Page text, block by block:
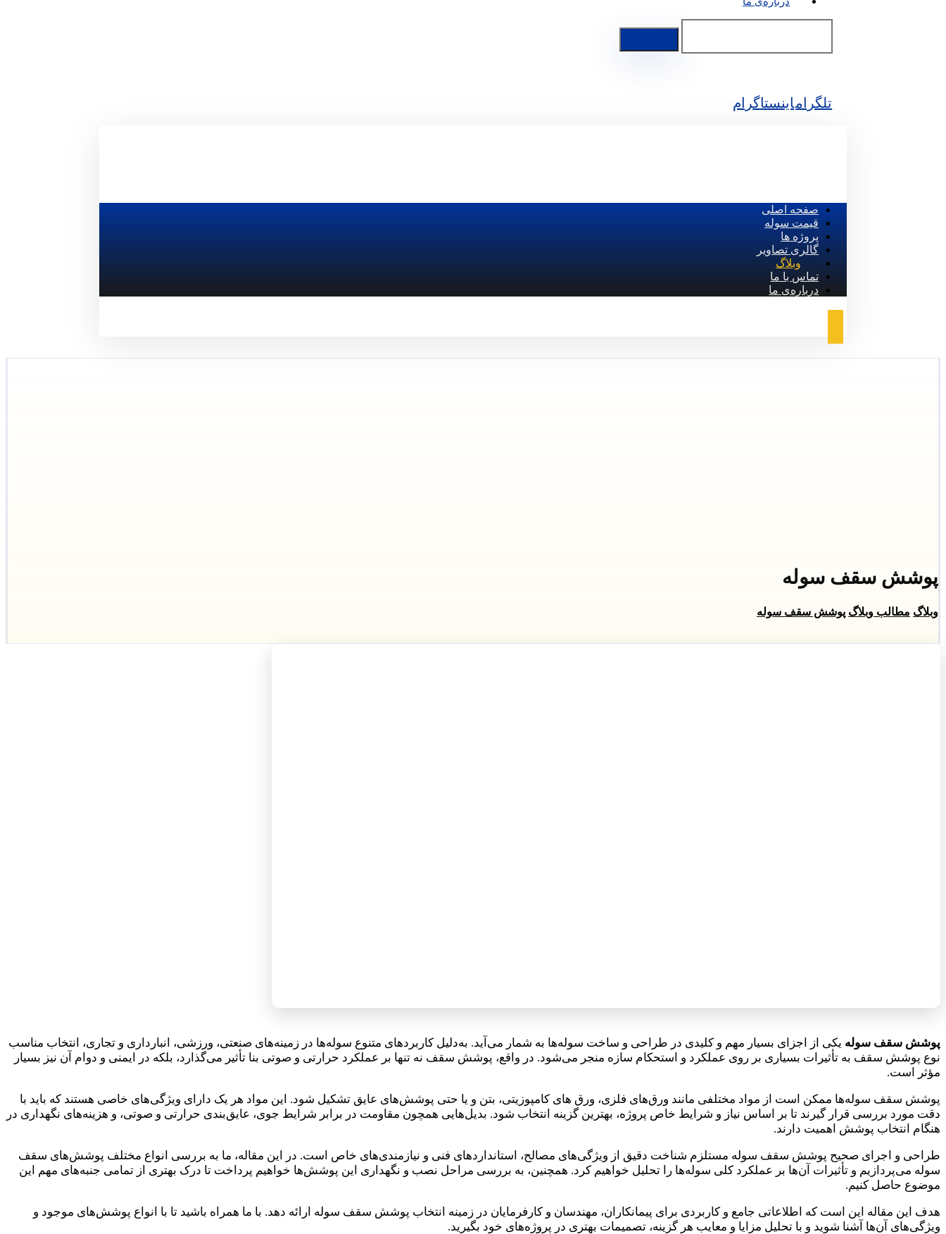
تلگراماینستاگرام
صفحه اصلی
قیمت سوله
پروژه ها
گالری تصاویر
وبلاگ
تماس با ما
درباره‌ی ما
پوشش سقف سوله
وبلاگ مطالب وبلاگ پوشش سقف سوله
پوشش سقف سوله یکی از اجزای بسیار مهم و کلیدی در طراحی و ساخت سوله‌ها به شمار می‌آید. به‌دلیل کاربردهای متنوع سوله‌ها در زمینه‌های صنعتی، ورزشی، انبارداری و تجاری، انتخاب مناسب
نوع پوشش سقف به تأثیرات بسیاری بر روی عملکرد و استحکام سازه منجر می‌شود. در واقع، پوشش سقف نه تنها بر عملکرد حرارتی و صوتی بنا تأثیر می‌گذارد، بلکه در ایمنی و دوام آن نیز بسیار
مؤثر است.
پوشش سقف سوله‌ها ممکن است از مواد مختلفی مانند ورق‌های فلزی، ورق‌ های کامپوزیتی، بتن و یا حتی پوشش‌های عایق تشکیل شود. این مواد هر یک دارای ویژگی‌های خاصی هستند که باید با
دقت مورد بررسی قرار گیرند تا بر اساس نیاز و شرایط خاص پروژه، بهترین گزینه انتخاب شود. بدیل‌هایی همچون مقاومت در برابر شرایط جوی، عایق‌بندی حرارتی و صوتی، و هزینه‌های نگهداری در
هنگام انتخاب پوشش اهمیت دارند.
طراحی و اجرای صحیح پوشش سقف سوله مستلزم شناخت دقیق از ویژگی‌های مصالح، استانداردهای فنی و نیازمندی‌های خاص است. در این مقاله، ما به بررسی انواع مختلف پوشش‌های سقف
سوله می‌پردازیم و تأثیرات آن‌ها بر عملکرد کلی سوله‌ها را تحلیل خواهیم کرد. همچنین، به بررسی مراحل نصب و نگهداری این پوشش‌ها خواهیم پرداخت تا درک بهتری از تمامی جنبه‌های مهم این
موضوع حاصل کنیم.
هدف این مقاله این است که اطلاعاتی جامع و کاربردی برای پیمانکاران، مهندسان و کارفرمایان در زمینه انتخاب پوشش سقف سوله ارائه دهد. با ما همراه باشید تا با انواع پوشش‌های موجود و
ویژگی‌های آن‌ها آشنا شوید و با تحلیل مزایا و معایب هر گزینه، تصمیمات بهتری در پروژه‌های خود بگیرید.